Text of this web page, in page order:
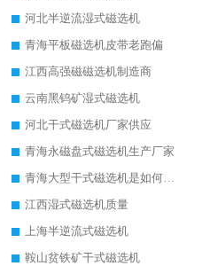
河北半逆流湿式磁选机
青海平板磁选机皮带老跑偏
江西高强磁磁选机制造商
云南黑钨矿湿式磁选机
河北干式磁选机厂家供应
青海永磁盘式磁选机生产厂家
青海大型干式磁选机是如何选矿的
江西湿式磁选机质量
上海半逆流式磁选机
鞍山贫铁矿干式磁选机